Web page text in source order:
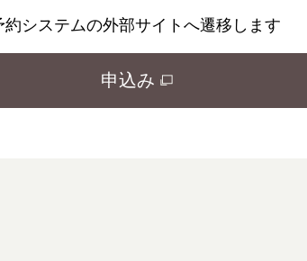
約システムの外部サイトへ遷移します
申込み